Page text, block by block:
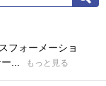
フォーメーショ
...
もっと見る